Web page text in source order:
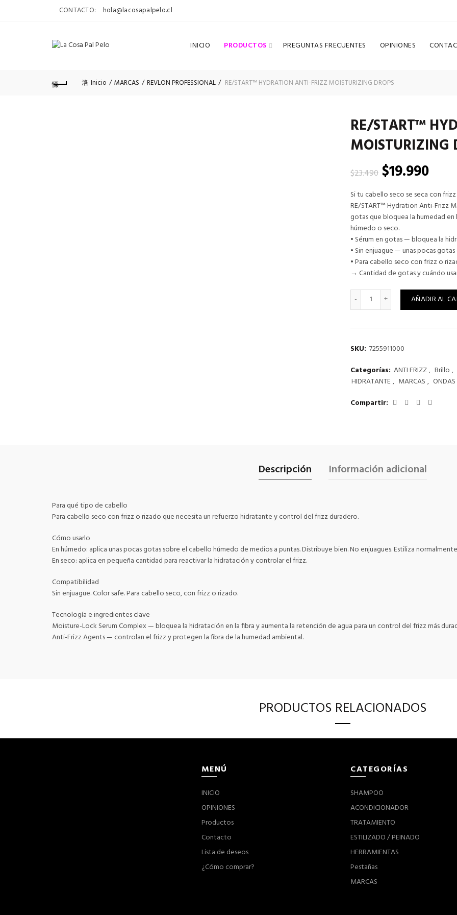
CONTACTO: hola@lacosapalpelo.cl
INICIO PRODUCTOS PREGUNTAS FRECUENTES OPINIONES
Inicio MARCAS REVLON PROFESSIONAL RE/START™ HYDRATION ANTI-FRIZZ MOISTURIZING DROPS
RE/START™
MOISTURIZING
$23.490 El
precio
original
era:
$23.490.
$19.990El
es:
Si tu cabello seco se seca con
RE/START™ Hydration Anti-Frizz
gotas que bloquea la humedad
húmedo o seco.
• Sérum en gotas — bloquea la
• Sin enjuague — unas pocas
• Para cabello seco con frizz o
→ Cantidad de gotas y cuándo
RE/START™ HYDRATION
AÑADIR AL
SKU: 7255911000
Categorías: ANTI FRIZZ, Brillo ,
HIDRATANTE , MARCAS ,
Compartir
Descripción Información adicional
Para qué tipo de cabello
Para cabello seco con frizz o rizado que necesita un refuerzo hidratante y control del frizz duradero.
Cómo usarlo
En húmedo: aplica unas pocas gotas sobre el cabello húmedo de medios a puntas. Distribuye bien. No enjuagues. Estiliza
En seco: aplica en pequeña cantidad para reactivar la hidratación y controlar el frizz.
Compatibilidad
Sin enjuague. Color safe. Para cabello seco, con frizz o rizado.
Tecnología e ingredientes clave
Moisture-Lock Serum Complex — bloquea la hidratación en la fibra y aumenta la retención de agua para un control del frizz más
Anti-Frizz Agents — controlan el frizz y protegen la fibra de la humedad ambiental.
PRODUCTOS RELACIONADOS
MENÚ
INICIO
OPINIONES
Productos
Contacto
Lista de deseos
¿Cómo comprar?
CATEGORÍAS
SHAMPOO
ACONDICIONADOR
TRATAMIENTO
ESTILIZADO / PEINADO
HERRAMIENTAS
Pestañas
MARCAS